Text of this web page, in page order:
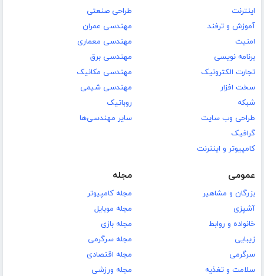
اینترنت
آموزش و ترفند
امنیت
برنامه نویسی
تجارت الکترونیک
سخت افزار
شبکه
طراحی وب سایت
گرافیک
کامپیوتر و اینترنت
طراحی صنعتی
مهندسی عمران
مهندسی معماری
مهندسی برق
مهندسی مکانیک
مهندسی شیمی
روباتیک
سایر مهندسی‌ها
عمومی
بزرگان و مشاهیر
آشپزی
خانواده و روابط
زیبایی
سرگرمی
سلامت و تغذیه
مجله
مجله کامپیوتر
مجله موبایل
مجله بازی
مجله سرگرمی
مجله اقتصادی
مجله ورزشی